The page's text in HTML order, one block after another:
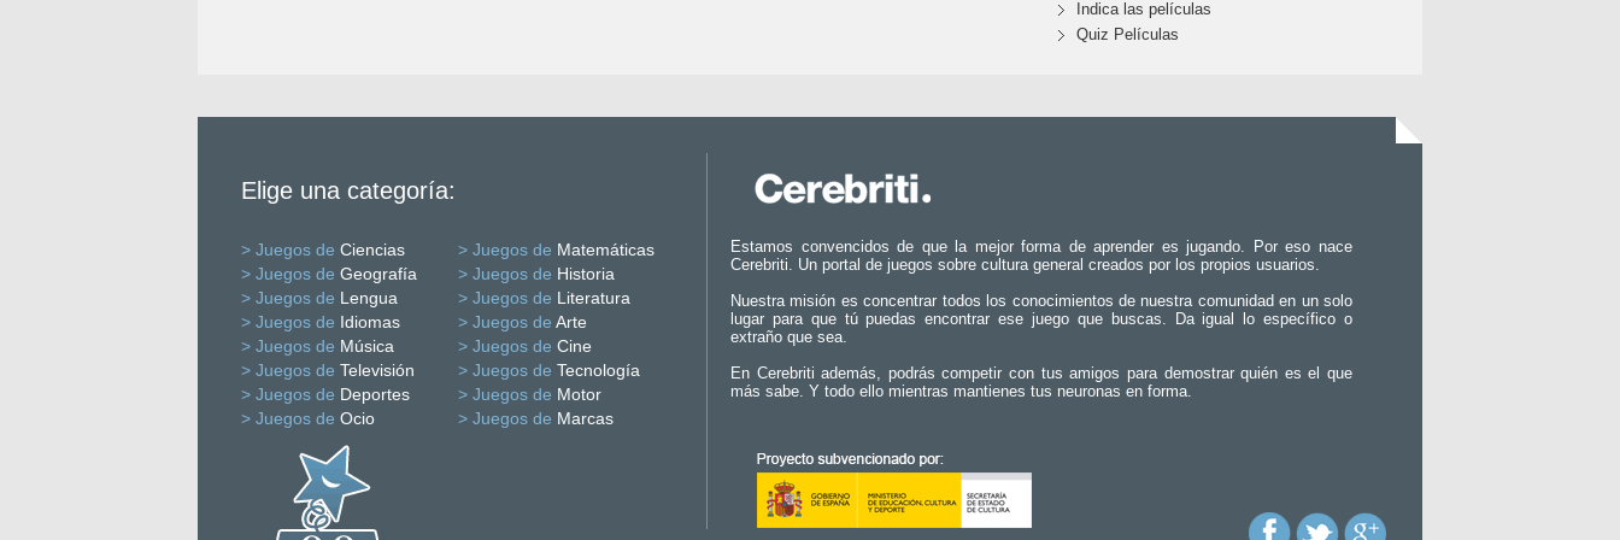
Indica las películas
Quiz Películas
Elige una categoría:
> Juegos de Ciencias > Juegos de Matemáticas
> Juegos de Geografía > Juegos de Historia
> Juegos de Lengua > Juegos de Literatura
> Juegos de Idiomas > Juegos de Arte
> Juegos de Música > Juegos de Cine
> Juegos de Televisión > Juegos de Tecnología
> Juegos de Deportes > Juegos de Motor
> Juegos de Ocio > Juegos de Marcas
Estamos convencidos de que la mejor forma de aprender es jugando. Por eso nace
Cerebriti. Un portal de juegos sobre cultura general creados por los propios usuarios.
Nuestra misión es concentrar todos los conocimientos de nuestra comunidad en un solo
lugar para que tú puedas encontrar ese juego que buscas. Da igual lo específico o
extraño que sea.
En Cerebriti además, podrás competir con tus amigos para demostrar quién es el que
más sabe. Y todo ello mientras mantienes tus neuronas en forma.